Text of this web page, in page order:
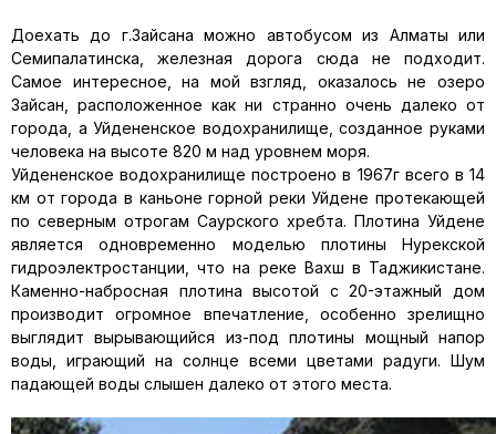
Доехать до г.Зайсана можно автобусом из Алматы или
Семипалатинска, железная дорога сюда не подходит.
Самое интересное, на мой взгляд, оказалось не озеро
Зайсан, расположенное как ни странно очень далеко от
города, а Уйдененское водохранилище, созданное руками
человека на высоте 820 м над уровнем моря.
Уйдененское водохранилище построено в 1967г всего в 14
км от города в каньоне горной реки Уйдене протекающей
по северным отрогам Саурского хребта. Плотина Уйдене
является одновременно моделью плотины Нурекской
гидроэлектростанции, что на реке Вахш в Таджикистане.
Каменно-набросная плотина высотой с 20-этажный дом
производит огромное впечатление, особенно зрелищно
выглядит вырывающийся из-под плотины мощный напор
воды, играющий на солнце всеми цветами радуги. Шум
падающей воды слышен далеко от этого места.